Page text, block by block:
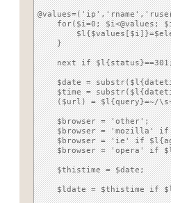
for($i=0; $i<@values;
	$l{$values[$i]}=$elements[$i];
    }
next if
$date =
$time =
($url) = $l{query}=~/
    $browser = 'other';
$browser = 'mozilla'
$browser = 'ie' if
$browser = 'opera' if
    $thistime = $date;
$ldate = $thistime if